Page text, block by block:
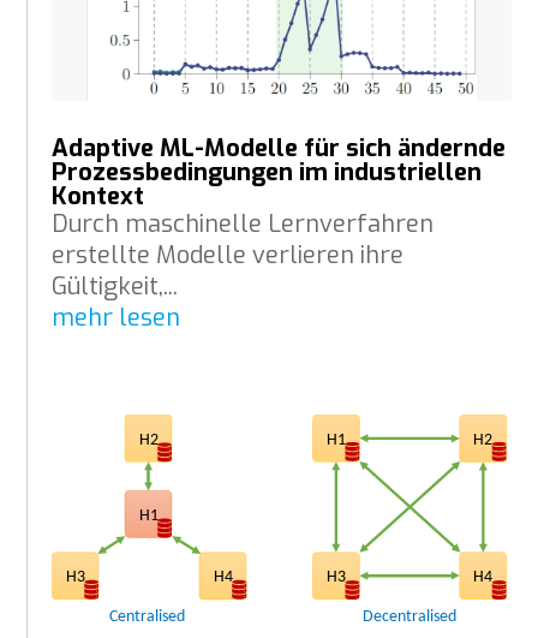
Adaptive ML-Modelle für sich ändernde
Prozessbedingungen im industriellen
Kontext
Durch maschinelle Lernverfahren
erstellte Modelle verlieren ihre
Gültigkeit,...
mehr lesen